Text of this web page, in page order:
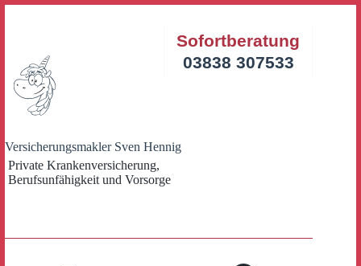
Versicherungsmakler Sven Hennig
Private Krankenversicherung,
Berufsunfähigkeit und Vorsorge
Sofortberatung
03838 307533